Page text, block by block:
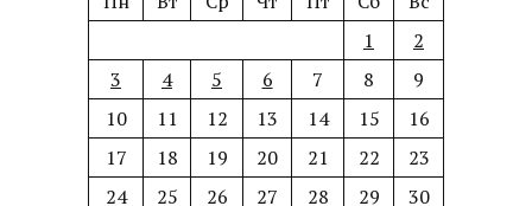
1
2
3
4 5 6 7 8
9
10
11 12 13 14 15
16
17
18 19 20 21 22
23
24
25 26 27 28 29
30